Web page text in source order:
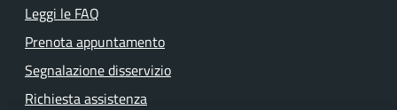
Leggi le FAQ
Prenota appuntamento
Segnalazione disservizio
Richiesta assistenza